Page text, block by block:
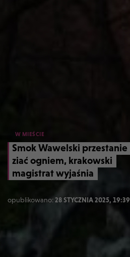
W MIEŚCIE
Smok Wawelski przestanie
ziać ogniem, krakowski
magistrat wyjaśnia
opublikowano:28 STYCZNIA 2025, 19:39